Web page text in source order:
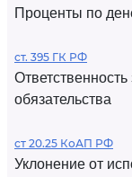
Проценты по
ст. 395 ГК РФ
обязательства
ст 20.25 КоАП РФ
Уклонение от